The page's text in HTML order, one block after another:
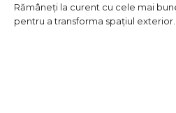
Rămâneți la curent cu cele mai
pentru a transforma spațiul exterior.